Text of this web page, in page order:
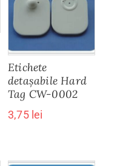
Etichete
detașabile Hard
Tag CW-0002
3,75 lei